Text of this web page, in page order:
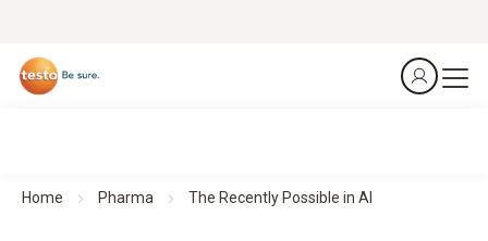
Home Pharma The Recently Possible in AI